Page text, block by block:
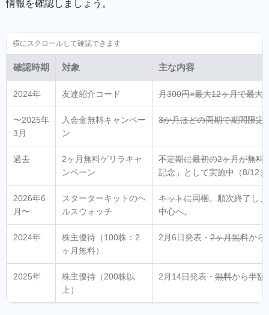
情報を確認しましょう。
確認時期 対象 主な内容
2024年 友達紹介コード 月300円×最大12ヶ月で最大
〜2025年
3月
入会金無料キャンペー
ン
3か月ほどの周期で期間限定
過去
2ヶ月無料ゲリラキャ
ンペーン
不定期に最初の2ヶ月が無料
記念」として実施中（8/12
2026年6
月〜
スターターキットのヘ
ルスウォッチ
キットに同梱。順次終了し
中心へ。
2024年
株主優待（100株：2
ヶ月無料）
2月6日発表・ 2ヶ月無料から
2025年
株主優待（200株以
上）
2月14日発表・ 無料から半額